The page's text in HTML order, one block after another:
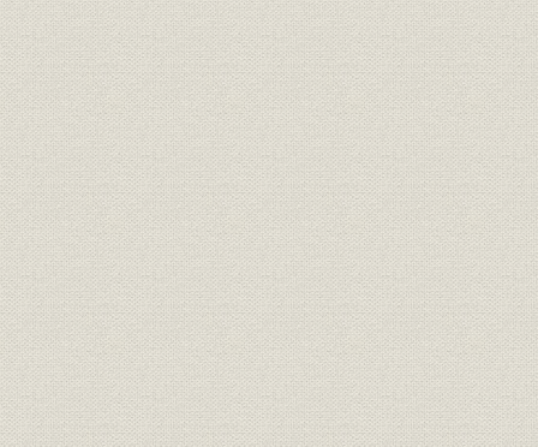
SMMグループ行動基準
取締役の変遷
監査役の変遷
執行役員の変遷
経営執行役の変遷
組織の変遷
従業員数の推移
総合職採用数の推移
従業員の平均年齢、平均勤続年数の推移